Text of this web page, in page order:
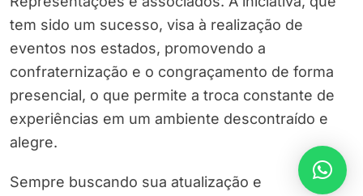
tem sido um sucesso, visa à realização de
eventos nos estados, promovendo a
confraternização e o congraçamento de forma
presencial, o que permite a troca constante de
experiências em um ambiente descontraído e
alegre.
Sempre buscando sua atualização e